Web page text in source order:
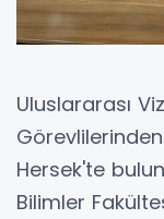
Uluslararası
Hersek'te
Bilimler